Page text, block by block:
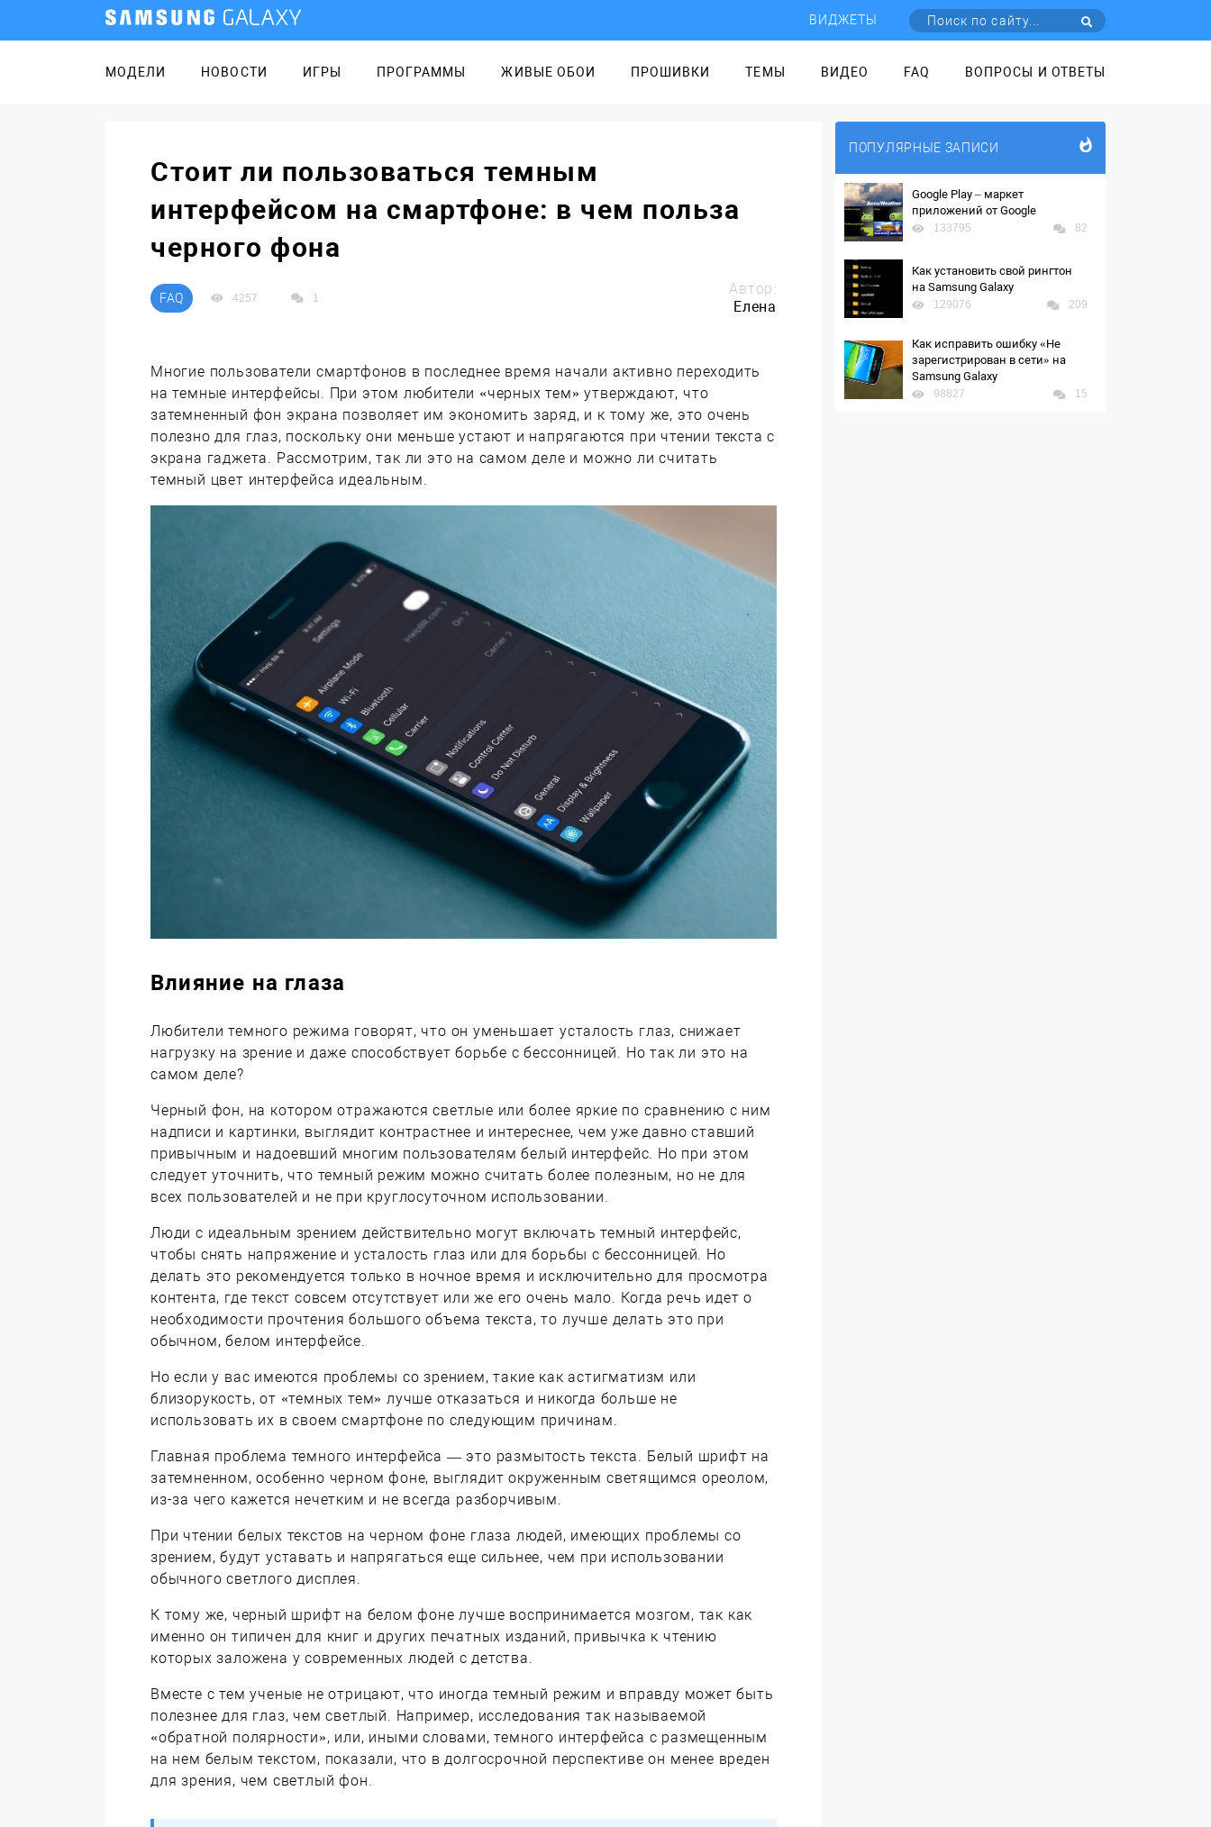
ВИДЖЕТЫ
МОДЕЛИ НОВОСТИ ИГРЫ ПРОГРАММЫ ЖИВЫЕ ОБОИ ПРОШИВКИ ТЕМЫ ВИДЕО FAQ ВОПРОСЫ И ОТВЕТЫ
Стоит ли пользоваться темным
интерфейсом на смартфоне: в чем польза
черного фона
FAQ 4257 1
Автор:
Елена
Многие пользователи смартфонов в последнее время начали активно переходить
на темные интерфейсы. При этом любители «черных тем» утверждают, что
затемненный фон экрана позволяет им экономить заряд, и к тому же, это очень
полезно для глаз, поскольку они меньше устают и напрягаются при чтении текста с
экрана гаджета. Рассмотрим, так ли это на самом деле и можно ли считать
темный цвет интерфейса идеальным.
Влияние на глаза
Любители темного режима говорят, что он уменьшает усталость глаз, снижает
нагрузку на зрение и даже способствует борьбе с бессонницей. Но так ли это на
самом деле?
Черный фон, на котором отражаются светлые или более яркие по сравнению с ним
надписи и картинки, выглядит контрастнее и интереснее, чем уже давно ставший
привычным и надоевший многим пользователям белый интерфейс. Но при этом
следует уточнить, что темный режим можно считать более полезным, но не для
всех пользователей и не при круглосуточном использовании.
Люди с идеальным зрением действительно могут включать темный интерфейс,
чтобы снять напряжение и усталость глаз или для борьбы с бессонницей. Но
делать это рекомендуется только в ночное время и исключительно для просмотра
контента, где текст совсем отсутствует или же его очень мало. Когда речь идет о
необходимости прочтения большого объема текста, то лучше делать это при
обычном, белом интерфейсе.
Но если у вас имеются проблемы со зрением, такие как астигматизм или
близорукость, от «темных тем» лучше отказаться и никогда больше не
использовать их в своем смартфоне по следующим причинам.
Главная проблема темного интерфейса — это размытость текста. Белый шрифт на
затемненном, особенно черном фоне, выглядит окруженным светящимся ореолом,
из-за чего кажется нечетким и не всегда разборчивым.
При чтении белых текстов на черном фоне глаза людей, имеющих проблемы со
зрением, будут уставать и напрягаться еще сильнее, чем при использовании
обычного светлого дисплея.
К тому же, черный шрифт на белом фоне лучше воспринимается мозгом, так как
именно он типичен для книг и других печатных изданий, привычка к чтению
которых заложена у современных людей с детства.
Вместе с тем ученые не отрицают, что иногда темный режим и вправду может быть
полезнее для глаз, чем светлый. Например, исследования так называемой
«обратной полярности», или, иными словами, темного интерфейса с размещенным
на нем белым текстом, показали, что в долгосрочной перспективе он менее вреден
для зрения, чем светлый фон.
ПОПУЛЯРНЫЕ ЗАПИСИ
Google Play – маркет
приложений от Google
133795 82
Как установить свой рингтон
на Samsung Galaxy
129076 209
Как исправить ошибку «Не
зарегистрирован в сети» на
Samsung Galaxy
98827 15